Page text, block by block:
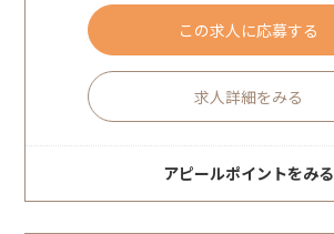
この求人に応募する
求人詳細をみる
アピールポイントをみる